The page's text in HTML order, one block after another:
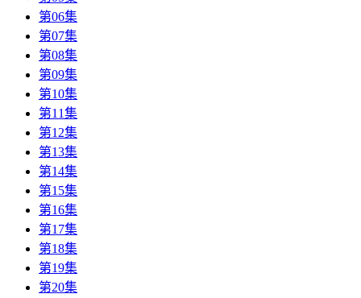
第06集
第07集
第08集
第09集
第10集
第11集
第12集
第13集
第14集
第15集
第16集
第17集
第18集
第19集
第20集